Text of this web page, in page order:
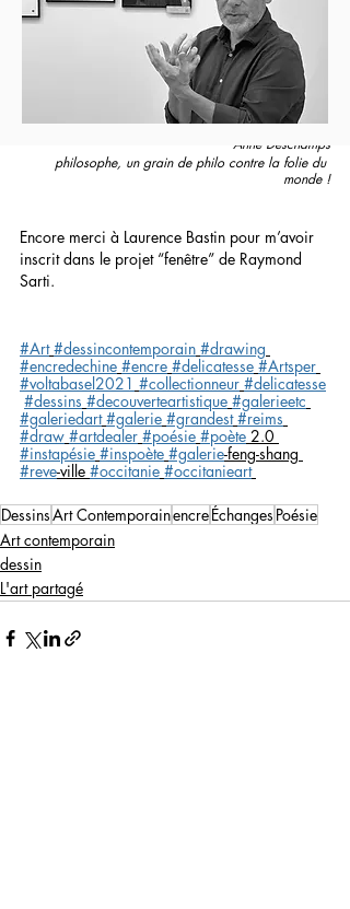
Avec éric Dabancourt, le Noir et le Blanc
deviennent une couleur, la couleur d’une âme
bouleversée qui exprime sa sensibilité au
monde avec cœur et poésie.
Anne Deschamps
philosophe, un grain de philo contre la folie du
monde !
Encore merci à Laurence Bastin pour m’avoir
inscrit dans le projet “fenêtre” de Raymond
Sarti.
#Art #dessincontemporain #drawing
#encredechine #encre #delicatesse #Artsper
#voltabasel2021 #collectionneur #delicatesse
#dessins #decouverteartistique #galerieetc
#galeriedart #galerie #grandest #reims
#draw #artdealer #poésie #poète 2.0
#instapésie #inspoète #galerie-feng-shang
#reve-ville #occitanie #occitanieart
DessinsArt ContemporainencreÉchanges Poésie
Art contemporain
dessin
L'art partagé